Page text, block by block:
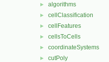
► algorithms
► cellClassification
► cellFeatures
► cellsToCells
► coordinateSystems
► cutPoly